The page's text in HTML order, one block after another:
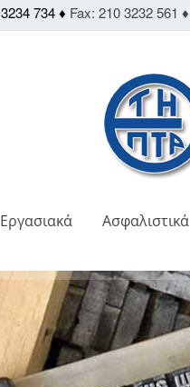
734 ♦ Fax: 210 3232 561
Εργασιακά Ασφαλιστικά